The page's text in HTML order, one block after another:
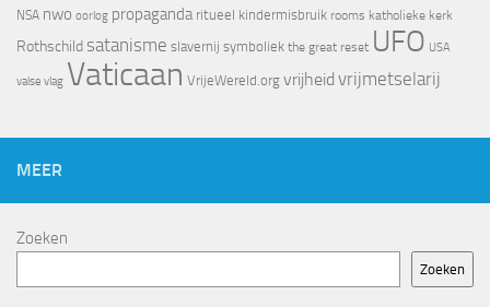
NSA nwo oorlog propaganda ritueel kindermisbruik rooms katholieke kerk
Rothschild satanisme slavernij symboliek the great reset UFO USA
valse vlag Vaticaan VrijeWereld.org vrijheid vrijmetselarij
MEER
Zoeken
Zoeken